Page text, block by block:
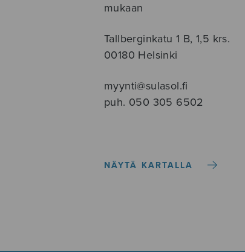
mukaan
Tallberginkatu 1 B, 1,5 krs.
00180 Helsinki
myynti@sulasol.fi
puh. 050 305 6502
NÄYTÄ KARTALLA